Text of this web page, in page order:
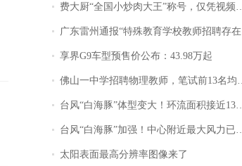
费大厨“全国小炒肉大王”称号，仅凭视频评出？中国烹饪协会回应
广东雷州通报“特殊教育学校教师招聘存在违规行为”：已启动问责程序 副校长被停职
享界G9车型预售价公布：43.98万起
佛山一中学招聘物理教师，笔试前13名均遭淘汰？教育局：已叫停招聘，成立调查组全面核查
台风“白海豚”体型变大！环流面积接近13个浙江那么大
台风“白海豚”加强！中心附近最大风力已达15级 最新研判
太阳表面最高分辨率图像来了